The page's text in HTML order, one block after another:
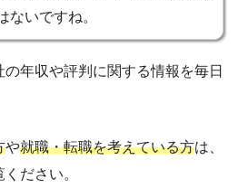
ないですね。
年収や評判に関する情報を毎日
や就職・転職を考えている方は、
ださい。